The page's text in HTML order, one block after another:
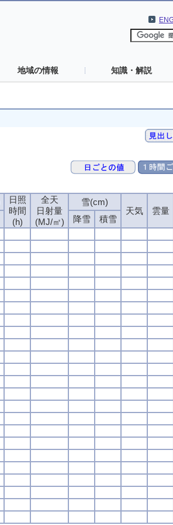
地域の情報 知識・解説
日照
時間
(h)
全天
日射量
(MJ/㎡)
雪(cm)
天気
雲量
降雪
積雪